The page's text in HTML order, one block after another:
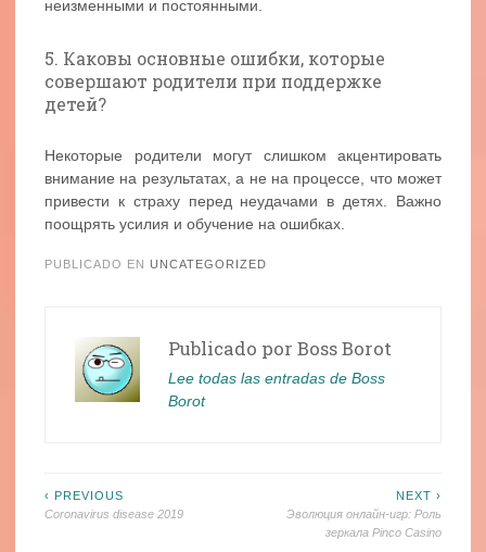
неизменными и постоянными.
5. Каковы основные ошибки, которые
совершают родители при поддержке
детей?
Некоторые родители могут слишком акцентировать
внимание на результатах, а не на процессе, что может
привести к страху перед неудачами в детях. Важно
поощрять усилия и обучение на ошибках.
PUBLICADO EN UNCATEGORIZED
Publicado por Boss Borot
Lee todas las entradas de Boss
Borot
Navegación
‹ PREVIOUS
Coronavirus disease 2019
NEXT ›
Эволюция онлайн-игр: Роль
зеркала Pinco Casino